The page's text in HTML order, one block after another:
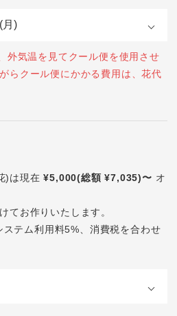
外気温を見てクール便を使用させ
らクール便にかかる費用は、花代
)は現在¥5,000(総額 ¥7,035)〜 オ
てお作りいたします。
テム利用料5%、消費税を合わせ